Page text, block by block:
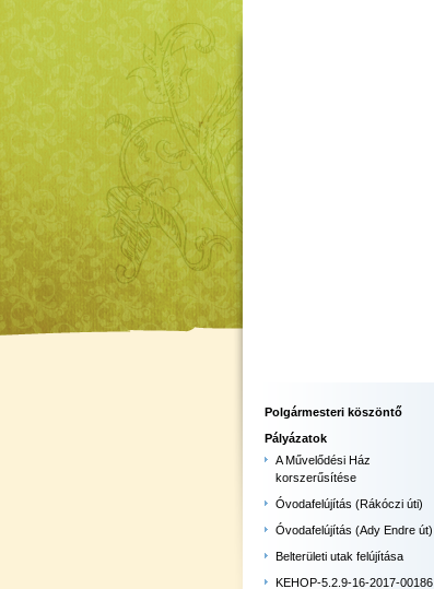
Polgármesteri köszöntő
Pályázatok
A Művelődési Ház
korszerűsítése
Óvodafelújítás (Rákóczi úti)
Óvodafelújítás (Ady Endre út)
Belterületi utak felújítása
KEHOP-5.2.9-16-2017-00186